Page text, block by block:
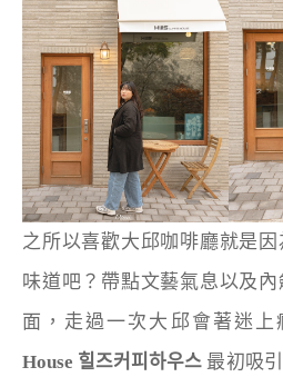
之所以喜歡大邱咖啡廳就是
味道吧？帶點文藝氣息以及
面，走過一次大邱會著迷上
House 힐즈커피하우스 最初吸